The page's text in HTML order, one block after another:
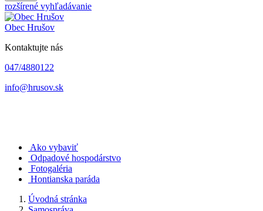
rozšírené vyhľadávanie
Obec Hrušov
Kontaktujte nás
047/4880122
info@hrusov.sk
Ako vybaviť
Odpadové hospodárstvo
Fotogaléria
Hontianska paráda
Úvodná stránka